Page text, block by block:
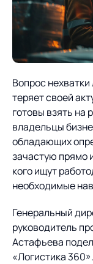
О компании
ИТ-аккредитация
Карьера
Продукты
поставок
Управление
Управление
и транспортным
Интегрированное
планирование
Управление
контейнерным
терминалом
Логистический
консалтинг
Автоматизация
процессов
Техническое
Постпроектное
сопровождение
Пресс-центр
Новости
Мероприятия
Проекты
Проекты
Контакты
Контакты
Академия
Вопрос
теряет своей
готовы взять на
владельцы
обладающих
зачастую прямо
кого ищут
необходимые
Генеральный
руководитель
Астафьева
«Логистика 360».